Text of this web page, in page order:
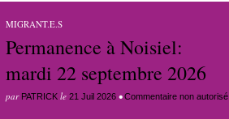
MIGRANT.E.S
Permanence à Noisiel:
mardi 22 septembre 2026
par PATRICKle 21 Juil 2026•Commentaire non autorisé